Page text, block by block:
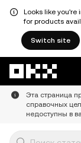
Looks like you're
for products
Switch site
Эта страница
справочных
недоступны в